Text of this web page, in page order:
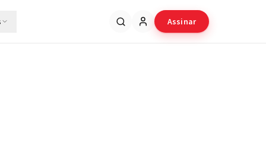
Assinar